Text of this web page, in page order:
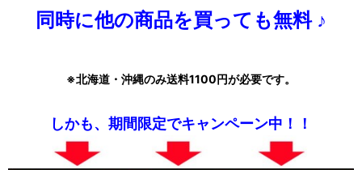
同時に他の商品を買っても無料 ♪
※北海道・沖縄のみ送料1100円が必要です。
しかも、期間限定でキャンペーン中！！